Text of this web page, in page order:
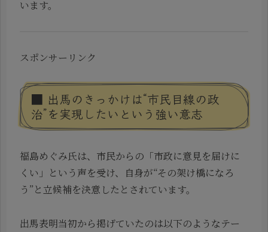
います。
スポンサーリンク
■ 出馬のきっかけは“市民目線の政
治”を実現したいという強い意志
福島めぐみ氏は、市民からの「市政に意見を届けに
くい」という声を受け、自身が“その架け橋になろ
う”と立候補を決意したとされています。
出馬表明当初から掲げていたのは以下のようなテー